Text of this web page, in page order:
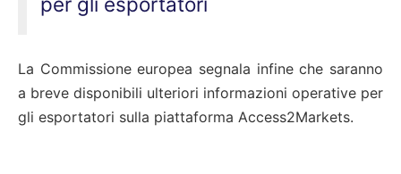
La Commissione europea segnala infine che saranno
a breve disponibili ulteriori informazioni operative per
gli esportatori sulla piattaforma Access2Markets.